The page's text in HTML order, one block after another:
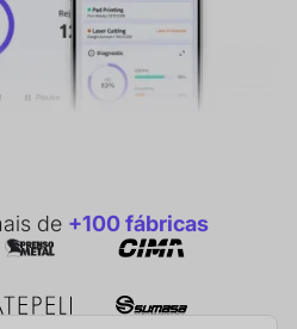
de +100 fábricas